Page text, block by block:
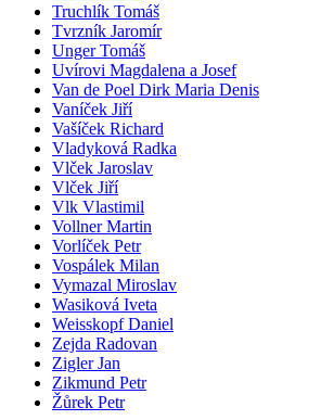
Truchlík Tomáš
Tvrzník Jaromír
Unger Tomáš
Uvírovi Magdalena a Josef
Van de Poel Dirk Maria Denis
Vaníček Jiří
Vašíček Richard
Vladyková Radka
Vlček Jaroslav
Vlček Jiří
Vlk Vlastimil
Vollner Martin
Vorlíček Petr
Vospálek Milan
Vymazal Miroslav
Wasiková Iveta
Weisskopf Daniel
Zejda Radovan
Zigler Jan
Zikmund Petr
Žůrek Petr